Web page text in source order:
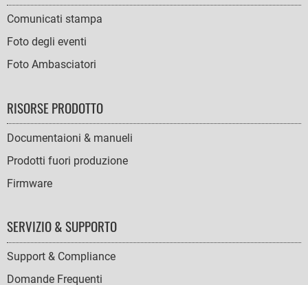
Comunicati stampa
Foto degli eventi
Foto Ambasciatori
RISORSE PRODOTTO
Documentaioni & manueli
Prodotti fuori produzione
Firmware
SERVIZIO & SUPPORTO
Support & Compliance
Domande Frequenti